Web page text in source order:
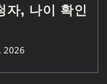
자, 나이 확인
2026